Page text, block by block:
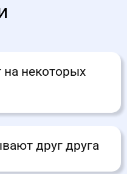
некоторых
друг друга